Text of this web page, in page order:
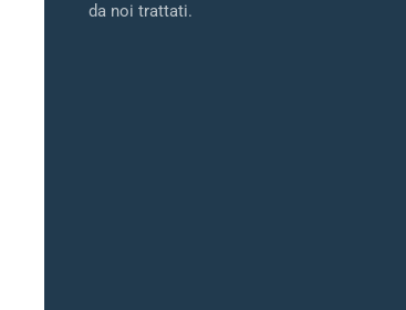
da noi trattati.